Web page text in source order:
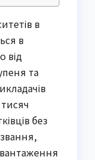
в
в
від
та
без